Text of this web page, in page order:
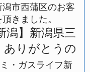
潟市西蒲区のお客
きました。
潟】新潟県三
ありがとうの
ミ・ガスライフ新